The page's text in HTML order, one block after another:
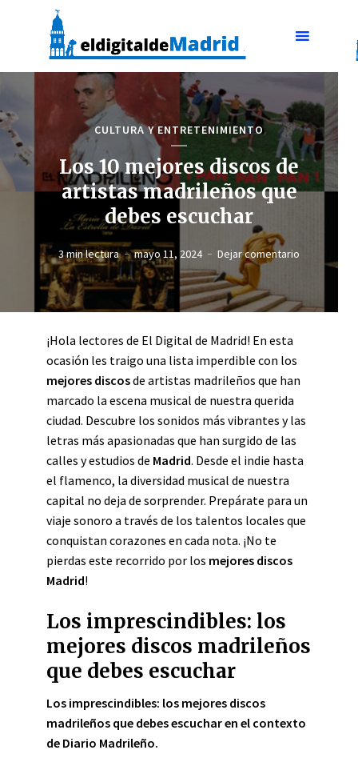
CULTURA Y ENTRETENIMIENTO
Los 10 mejores discos de
artistas madrileños que
debes escuchar
3 min lectura mayo 11, 2024 Dejar comentario
¡Hola lectores de El Digital de Madrid! En esta
ocasión les traigo una lista imperdible con los
mejores discosde artistas madrileños que han
marcado la escena musical de nuestra querida
ciudad. Descubre los sonidos más vibrantes y las
letras más apasionadas que han surgido de las
calles y estudios de Madrid. Desde el indie hasta
el flamenco, la diversidad musical de nuestra
capital no deja de sorprender. Prepárate para un
viaje sonoro a través de los talentos locales que
conquistan corazones en cada nota. ¡No te
pierdas este recorrido por los mejores discos
Madrid!
Los imprescindibles: los
mejores discos madrileños
que debes escuchar
Los imprescindibles: los mejores discos
madrileños que debes escuchar en el contexto
de Diario Madrileño.